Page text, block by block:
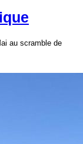
au scramble de